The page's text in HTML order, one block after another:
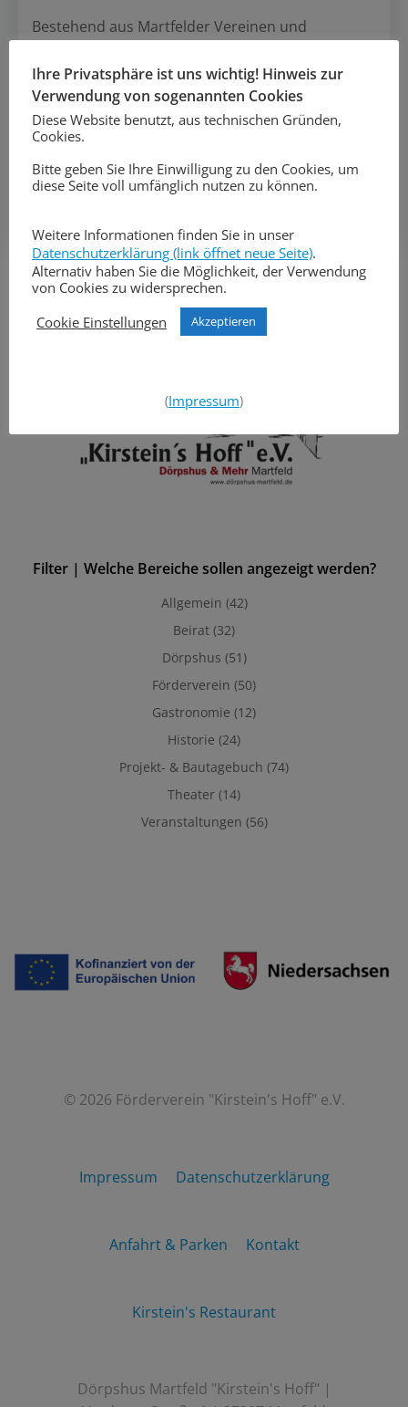
Bestehend aus Martfelder Vereinen und
gegründet um der Idee eines
Dorfgemeinschaftshauses weiter nachzugehen.
Die Sprecher der Gruppe waren: Friedrich Holtorf,
Post
navigation
Post
navigation
Search
for:
Filter | Welche Bereiche sollen angezeigt werden?
Allgemein (42)
Beirat (32)
Dörpshus (51)
Förderverein (50)
Gastronomie (12)
Historie (24)
Projekt- & Bautagebuch (74)
Theater (14)
Veranstaltungen (56)
© 2026 Förderverein "Kirstein's Hoff" e.V.
Impressum Datenschutzerklärung
Anfahrt & Parken Kontakt
Kirstein's Restaurant
Dörpshus Martfeld "Kirstein's Hoff" |
Ihre Privatsphäre ist uns wichtig! Hinweis zur
Verwendung von sogenannten Cookies
Diese Website benutzt, aus technischen Gründen,
Cookies.
Bitte geben Sie Ihre Einwilligung zu den Cookies, um
diese Seite voll umfänglich nutzen zu können.
Weitere Informationen finden Sie in unser
Datenschutzerklärung (link öffnet neue Seite).
Alternativ haben Sie die Möglichkeit, der Verwendung
von Cookies zu widersprechen.
Cookie Einstellungen
Akzeptieren
(Impressum)